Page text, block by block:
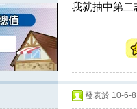
我就抽中第二
發表於 10-6-